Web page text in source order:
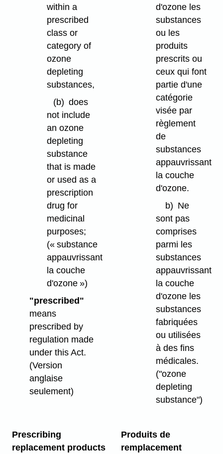
within a
prescribed
class or
category of
ozone
depleting
substances,
(b) does
not include
an ozone
depleting
substance
that is made
or used as a
prescription
drug for
medicinal
purposes;
(« substance
appauvrissant
la couche
d'ozone »)
"prescribed"
means
prescribed by
regulation made
under this Act.
(Version
anglaise
seulement)
d'ozone les
substances
ou les
produits
prescrits ou
ceux qui font
partie d'une
catégorie
visée par
règlement
de
substances
appauvrissant
la couche
d'ozone.
b) Ne
sont pas
comprises
parmi les
substances
appauvrissant
la couche
d'ozone les
substances
fabriquées
ou utilisées
à des fins
médicales.
("ozone
depleting
substance")
Prescribing
replacement products
Produits de
remplacement